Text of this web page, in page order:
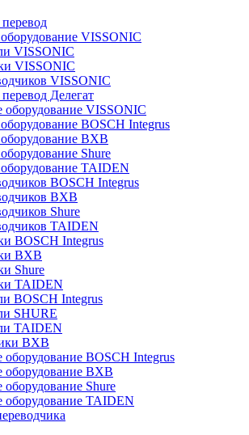
VISSONIC
VISSONIC
VISSONIC
VISSONIC
Делегат
оборудование VISSONIC
BOSCH Integrus
BXB
Shure
TAIDEN
BOSCH Integrus
BXB
Shure
TAIDEN
BOSCH Integrus
BXB
Shure
TAIDEN
BOSCH Integrus
SHURE
TAIDEN
BXB
оборудование BOSCH Integrus
оборудование BXB
оборудование Shure
оборудование TAIDEN